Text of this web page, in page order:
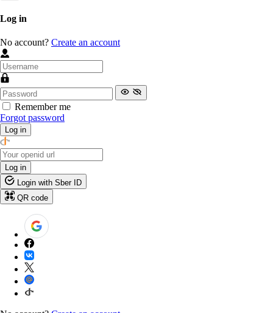
Log in
No account? Create an account
Remember me
Forgot password
Log in
Log in
Login with Sber ID
QR code